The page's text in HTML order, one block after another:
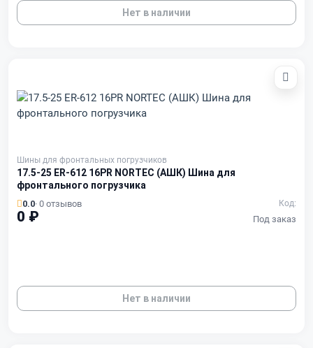
Нет в наличии
Шины для фронтальных погрузчиков
17.5-25 ER-612 16PR NORTEC (АШК) Шина для
фронтального погрузчика
0.0· 0 отзывов Код:
0 ₽ Под заказ
Нет в наличии